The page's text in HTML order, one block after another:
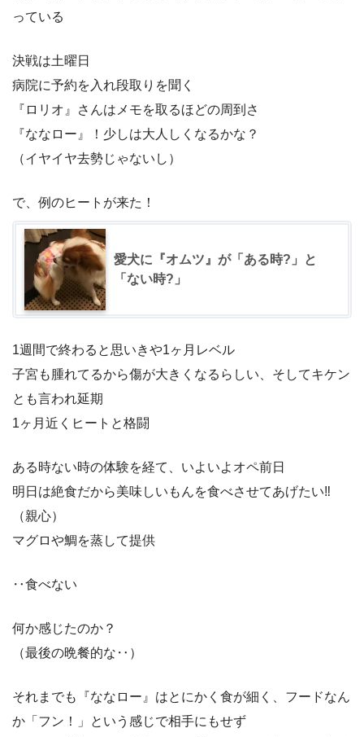
っている
決戦は土曜日
病院に予約を入れ段取りを聞く
『ロリオ』さんはメモを取るほどの周到さ
『ななロー』！少しは大人しくなるかな？
（イヤイヤ去勢じゃないし）
で、例のヒートが来た！
愛犬に『オムツ』が「ある時?」と
「ない時?」
1週間で終わると思いきや1ヶ月レベル
子宮も腫れてるから傷が大きくなるらしい、そしてキケン
とも言われ延期
1ヶ月近くヒートと格闘
ある時ない時の体験を経て、いよいよオペ前日
明日は絶食だから美味しいもんを食べさせてあげたい‼
（親心）
マグロや鯛を蒸して提供
‥食べない
何か感じたのか？
（最後の晩餐的な‥）
それまでも『ななロー』はとにかく食が細く、フードなん
か「フン！」という感じで相手にもせず